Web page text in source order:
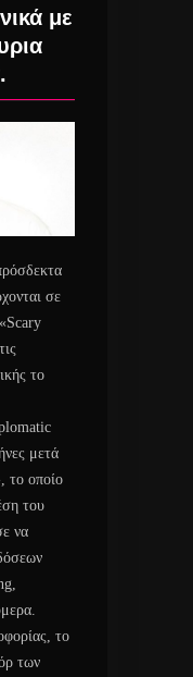
με
σε
το
μετά
το οποίο
του
να
το
των